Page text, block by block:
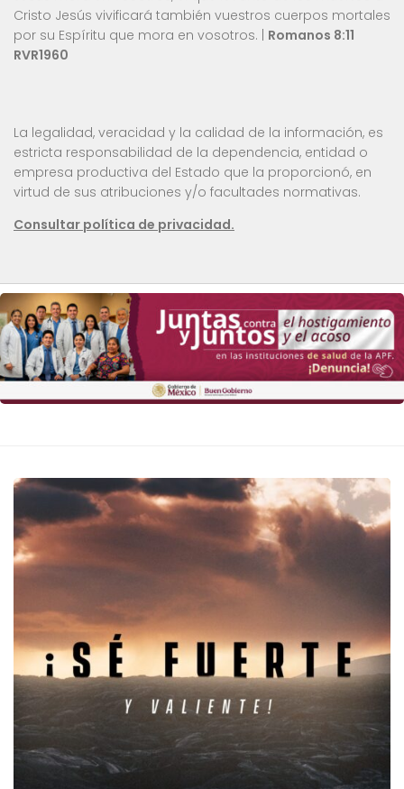
Cristo Jesús vivificará también vuestros cuerpos mortales
por su Espíritu que mora en vosotros. | Romanos 8:11
RVR1960
La legalidad, veracidad y la calidad de la información, es
estricta responsabilidad de la dependencia, entidad o
empresa productiva del Estado que la proporcionó, en
virtud de sus atribuciones y/o facultades normativas.
Consultar política de privacidad.